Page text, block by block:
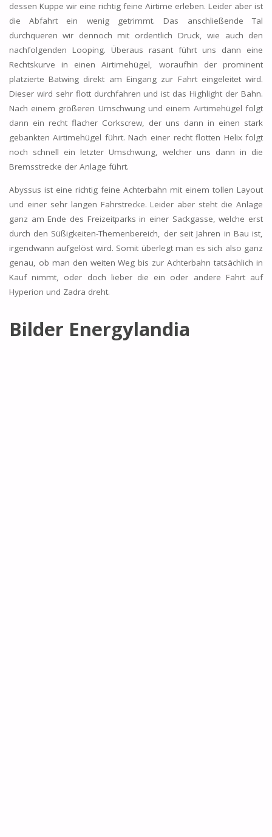
dessen Kuppe wir eine richtig feine Airtime erleben. Leider aber ist
die Abfahrt ein wenig getrimmt. Das anschließende Tal
durchqueren wir dennoch mit ordentlich Druck, wie auch den
nachfolgenden Looping. Überaus rasant führt uns dann eine
Rechtskurve in einen Airtimehügel, woraufhin der prominent
platzierte Batwing direkt am Eingang zur Fahrt eingeleitet wird.
Dieser wird sehr flott durchfahren und ist das Highlight der Bahn.
Nach einem größeren Umschwung und einem Airtimehügel folgt
dann ein recht flacher Corkscrew, der uns dann in einen stark
gebankten Airtimehügel führt. Nach einer recht flotten Helix folgt
noch schnell ein letzter Umschwung, welcher uns dann in die
Bremsstrecke der Anlage führt.
Abyssus ist eine richtig feine Achterbahn mit einem tollen Layout
und einer sehr langen Fahrstrecke. Leider aber steht die Anlage
ganz am Ende des Freizeitparks in einer Sackgasse, welche erst
durch den Süßigkeiten-Themenbereich, der seit Jahren in Bau ist,
irgendwann aufgelöst wird. Somit überlegt man es sich also ganz
genau, ob man den weiten Weg bis zur Achterbahn tatsächlich in
Kauf nimmt, oder doch lieber die ein oder andere Fahrt auf
Hyperion und Zadra dreht.
Bilder Energylandia